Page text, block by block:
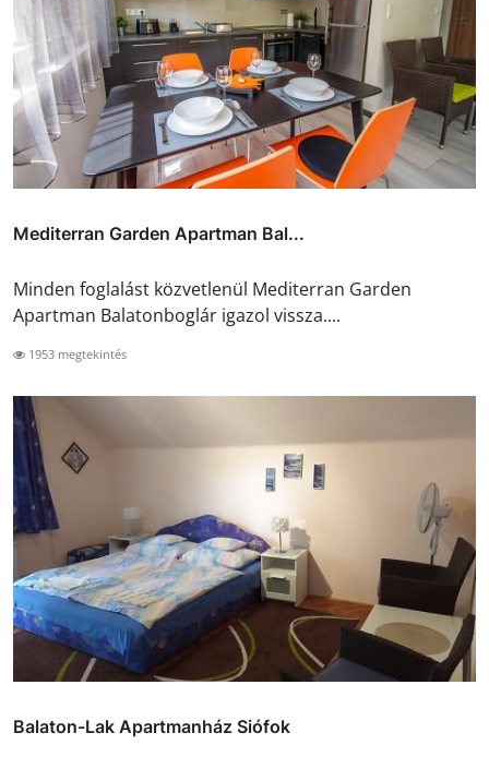
Mediterran Garden Apartman Bal...
Minden foglalást közvetlenül Mediterran Garden
Apartman Balatonboglár igazol vissza....
1953 megtekintés
Balaton-Lak Apartmanház Siófok